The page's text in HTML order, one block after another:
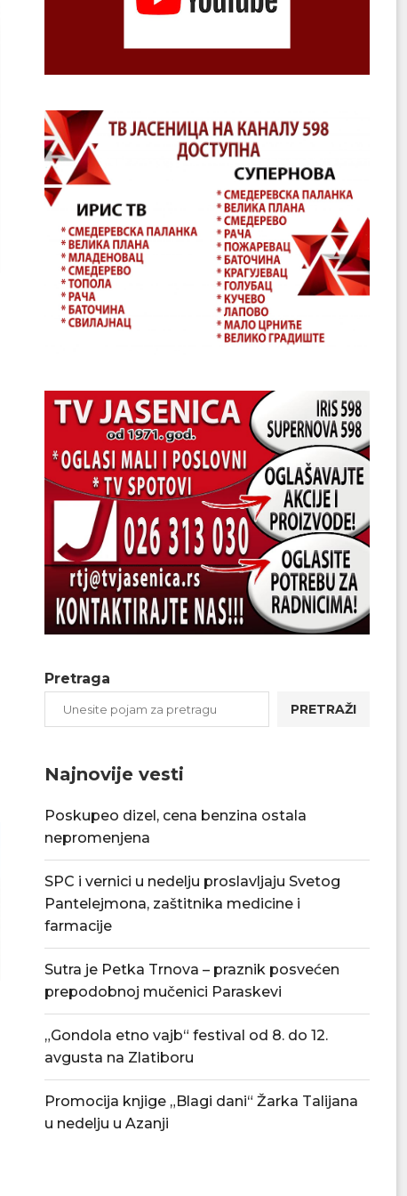
07/08/2026
Pretraga
PRETRAŽI
Najnovije vesti
Poskupeo dizel, cena benzina ostala
nepromenjena
SPC i vernici u nedelju proslavljaju Svetog
Pantelejmona, zaštitnika medicine i
farmacije
Sutra je Petka Trnova – praznik posvećen
prepodobnoj mučenici Paraskevi
„Gondola etno vajb“ festival od 8. do 12.
avgusta na Zlatiboru
Promocija knjige „Blagi dani“ Žarka Talijana
u nedelju u Azanji